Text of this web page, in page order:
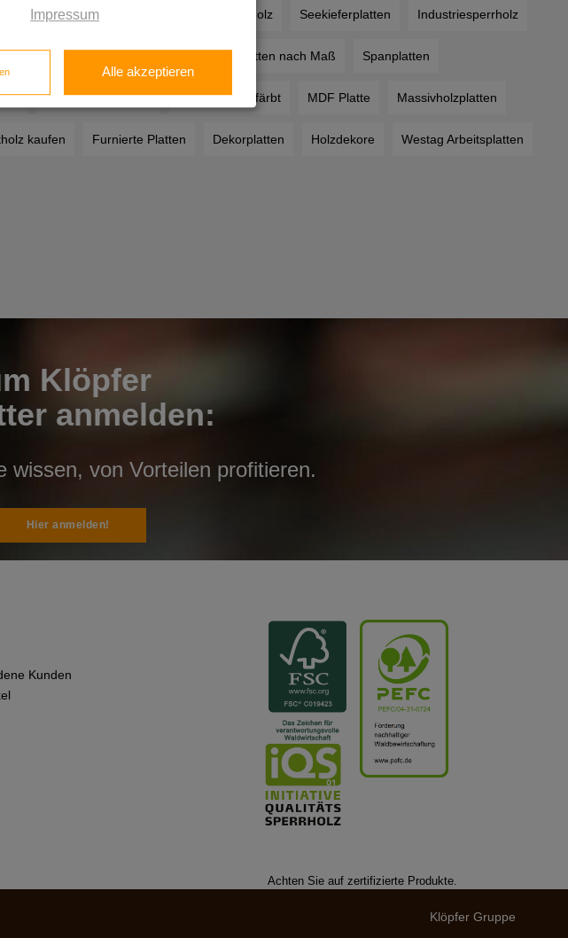
Tischlerplatte Preis Pappelsperrholz Seekieferplatten Industriesperrholz
Pappelsperrholz Furnierte Spanplatten nach Maß Spanplatten
Nischenrückwände MDF durchgefärbt MDF Platte Massivholzplatten
kaufen Furnierte Platten Dekorplatten Holzdekore Westag Arbeitsplatten
Klöpfer
anmelden:
wissen, von Vorteilen profitieren.
Hier anmelden!
Kunden
Achten Sie auf zertifizierte Produkte.
Klöpfer Gruppe
Impressum
Alle akzeptieren